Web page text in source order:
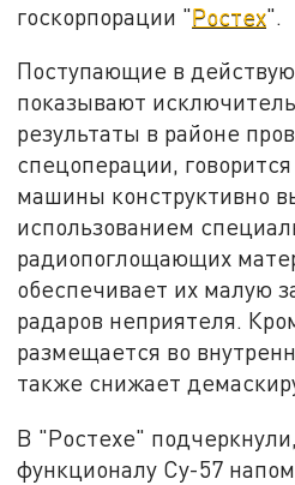
госкорпорации "Ростех".
Поступающие в
показывают
результаты в районе
спецоперации,
машины конструктивно
использованием
радиопоглощающих
обеспечивает их малую
радаров неприятеля.
размещается во
также снижает
В "Ростехе"
функционалу Су-57